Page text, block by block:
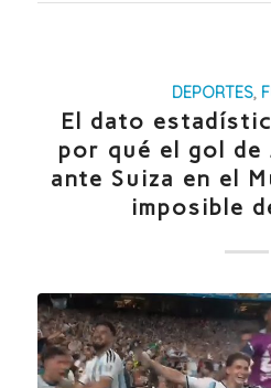
DEPORTES,
El dato
por qué el gol de
ante Suiza en el
imposible